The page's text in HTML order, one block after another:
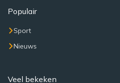
Populair
Sport
Nieuws
Veel bekeken